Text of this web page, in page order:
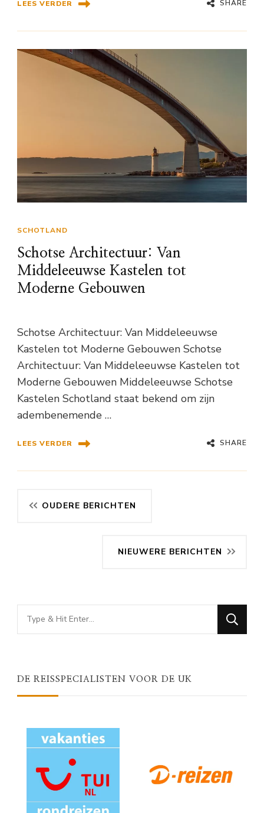
LEES VERDER SHARE
SCHOTLAND
Schotse Architectuur: Van
Middeleeuwse Kastelen tot
Moderne Gebouwen
Schotse Architectuur: Van Middeleeuwse
Kastelen tot Moderne Gebouwen Schotse
Architectuur: Van Middeleeuwse Kastelen tot
Moderne Gebouwen Middeleeuwse Schotse
Kastelen Schotland staat bekend om zijn
adembenemende …
LEES VERDER SHARE
Berichtennavigatie
OUDERE BERICHTEN
NIEUWERE BERICHTEN
Looking
for
DE REISSPECIALISTEN VOOR DE UK